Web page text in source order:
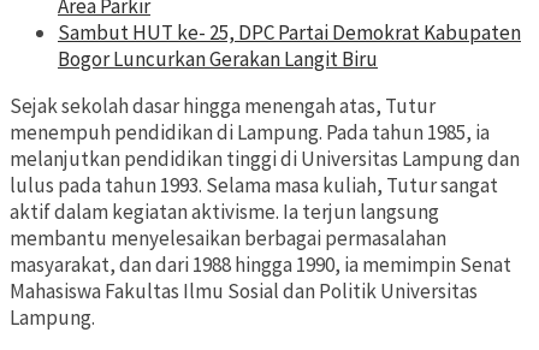
Area Parkir
Sambut HUT ke- 25, DPC Partai Demokrat Kabupaten
Bogor Luncurkan Gerakan Langit Biru
Sejak sekolah dasar hingga menengah atas, Tutur
menempuh pendidikan di Lampung. Pada tahun 1985, ia
melanjutkan pendidikan tinggi di Universitas Lampung dan
lulus pada tahun 1993. Selama masa kuliah, Tutur sangat
aktif dalam kegiatan aktivisme. Ia terjun langsung
membantu menyelesaikan berbagai permasalahan
masyarakat, dan dari 1988 hingga 1990, ia memimpin Senat
Mahasiswa Fakultas Ilmu Sosial dan Politik Universitas
Lampung.